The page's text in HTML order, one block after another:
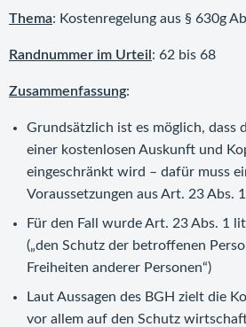
Thema: Kostenregelung aus § 630g
Randnummer im Urteil : 62 bis 68
Zusammenfassung:
Grundsätzlich ist es möglich, dass
einer kostenlosen Auskunft und
eingeschränkt wird – dafür muss
Voraussetzungen aus Art. 23 Abs.
Für den Fall wurde Art. 23 Abs. 1
(„den Schutz der betroffenen
Freiheiten anderer Personen“)
Laut Aussagen des BGH zielt die
vor allem auf den Schutz